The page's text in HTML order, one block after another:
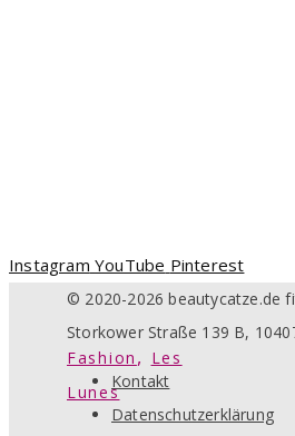
Fashion , Les
Lunes
Instagram YouTube Pinterest
© 2020-2026 beautycatze.de
Storkower Straße 139 B,
Kontakt
Datenschutzerklärung